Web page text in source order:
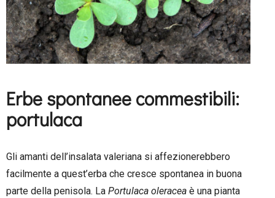
Erbe spontanee commestibili:
portulaca
Gli amanti dell’insalata valeriana si affezionerebbero
facilmente a quest’erba che cresce spontanea in buona
parte della penisola. La Portulaca oleracea è una pianta